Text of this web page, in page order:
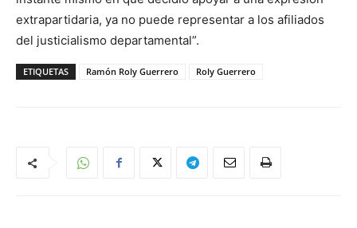
extrapartidaria, ya no puede representar a los afiliados
del justicialismo departamental”.
ETIQUETAS Ramón Roly Guerrero Roly Guerrero